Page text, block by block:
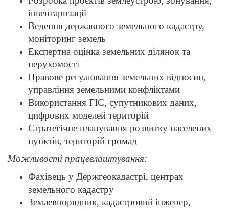
інвентаризації
Ведення державного земельного кадастру,
моніторинг земель
Експертна оцінка земельних ділянок та
нерухомості
Правове регулювання земельних відносин,
управління земельними конфліктами
Використання ГІС, супутникових даних,
цифрових моделей територій
Стратегічне планування розвитку населених
пунктів, територій громад
Можливості працевлаштування:
Фахівець у Держгеокадастрі, центрах
земельного кадастру
Землевпорядник, кадастровий інженер,